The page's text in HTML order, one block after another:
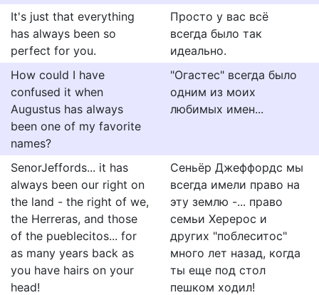
It's just that everything
has always been so
perfect for you.
Просто у вас всё
всегда было так
идеально.
How could I have
confused it when
Augustus has always
been one of my favorite
names?
"Огастес" всегда было
одним из моих
любимых имен...
SenorJeffords... it has
always been our right on
the land - the right of we,
the Herreras, and those
of the pueblecitos... for
as many years back as
you have hairs on your
head!
Сеньёр Джеффордс мы
всегда имели право на
эту землю -... право
семьи Херерос и
других "поблеситос"
много лет назад, когда
ты еще под стол
пешком ходил!